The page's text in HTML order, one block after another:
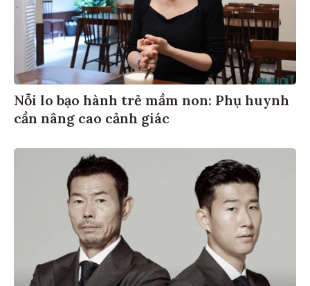
Nỗi lo bạo hành trẻ mầm non: Phụ huynh
cần nâng cao cảnh giác